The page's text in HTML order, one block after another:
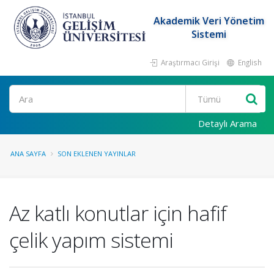
Akademik Veri Yönetim
Sistemi
Araştırmacı Girişi English
Ara
Detaylı Arama
ANA SAYFA SON EKLENEN YAYINLAR
Az katlı konutlar için hafif
çelik yapım sistemi